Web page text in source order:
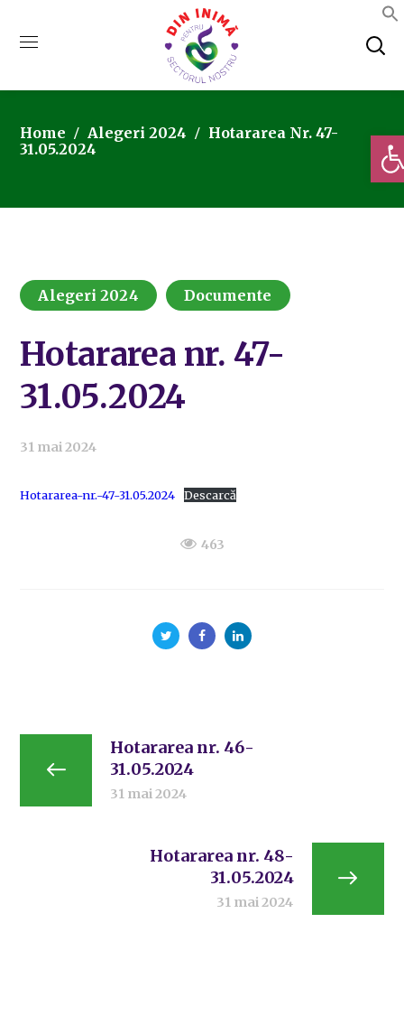
Home Alegeri 2024
Hotararea Nr. 47-
31.05.2024
Alegeri 2024 Documente
Hotararea nr. 47-
31.05.2024
31 mai 2024
Hotararea-nr.-47-31.05.2024 Descarcă
463
Hotararea nr. 46-
31.05.2024
31 mai 2024
Hotararea nr. 48-
31.05.2024
31 mai 2024